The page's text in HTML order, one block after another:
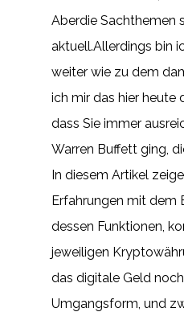
Aberdie Sachthemen
aktuell.Allerdings bin
weiter wie zu dem
ich mir das hier heute
dass Sie immer
Warren Buffett ging,
In diesem Artikel
Erfahrungen mit dem
dessen Funktionen,
jeweiligen
das digitale Geld
Umgangsform, und